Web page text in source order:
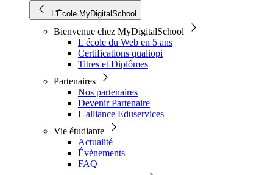
L'École MyDigitalSchool
Bienvenue chez MyDigitalSchool
L'école du Web en 5 ans
Certifications qualiopi
Titres et Diplômes
Partenaires
Nos partenaires
Devenir Partenaire
L'alliance Eduservices
Vie étudiante
Actualité
Évènements
FAQ